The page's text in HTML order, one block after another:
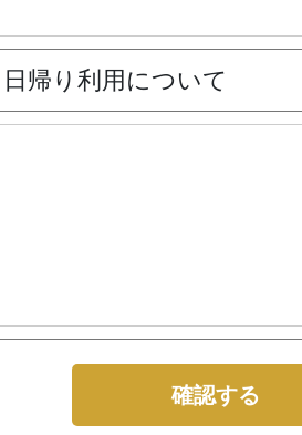
日帰り利用について